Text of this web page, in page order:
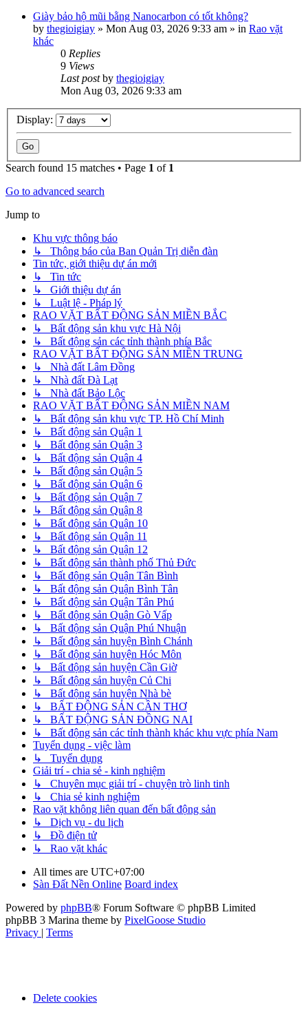
Giày bảo hộ mũi bằng Nanocarbon có tốt không?
by thegioigiay » Mon Aug 03, 2026 9:33 am » in Rao vặt
khác
0 Replies
9 Views
Last postby thegioigiay
Mon Aug 03, 2026 9:33 am
Display:
Search found 15 matches • Page 1 of 1
Go to advanced search
Jump to
Khu vực thông báo
↳ Thông báo của Ban Quản Trị diễn đàn
Tin tức, giới thiệu dự án mới
↳ Tin tức
↳ Giới thiệu dự án
↳ Luật lệ - Pháp lý
RAO VẶT BẤT ĐỘNG SẢN MIỀN BẮC
↳ Bất động sản khu vực Hà Nội
↳ Bất động sản các tỉnh thành phía Bắc
RAO VẶT BẤT ĐỘNG SẢN MIỀN TRUNG
↳ Nhà đất Lâm Đồng
↳ Nhà đất Đà Lạt
↳ Nhà đất Bảo Lộc
RAO VẶT BẤT ĐỘNG SẢN MIỀN NAM
↳ Bất động sản khu vực TP. Hồ Chí Minh
↳ Bất động sản Quận 1
↳ Bất động sản Quận 3
↳ Bất động sản Quận 4
↳ Bất động sản Quận 5
↳ Bất động sản Quận 6
↳ Bất động sản Quận 7
↳ Bất động sản Quận 8
↳ Bất động sản Quận 10
↳ Bất động sản Quận 11
↳ Bất động sản Quận 12
↳ Bất động sản thành phố Thủ Đức
↳ Bất động sản Quận Tân Bình
↳ Bất động sản Quận Bình Tân
↳ Bất động sản Quận Tân Phú
↳ Bất động sản Quận Gò Vấp
↳ Bất động sản Quận Phú Nhuận
↳ Bất động sản huyện Bình Chánh
↳ Bất động sản huyện Hóc Môn
↳ Bất động sản huyện Cần Giờ
↳ Bất động sản huyện Củ Chi
↳ Bất động sản huyện Nhà bè
↳ BẤT ĐỘNG SẢN CẦN THƠ
↳ BẤT ĐỘNG SẢN ĐỒNG NAI
↳ Bất động sản các tỉnh thành khác khu vực phía Nam
Tuyển dụng - việc làm
↳ Tuyển dụng
Giải trí - chia sẻ - kinh nghiệm
↳ Chuyên mục giải trí - chuyện trò linh tinh
↳ Chia sẻ kinh nghiệm
Rao vặt không liên quan đến bất động sản
↳ Dịch vụ - du lịch
↳ Đồ điện tử
↳ Rao vặt khác
All times are UTC+07:00
Sàn Đất Nền Online Board index
Powered by phpBB® Forum Software © phpBB Limited
phpBB 3 Marina theme by PixelGoose Studio
Privacy | Terms
Delete cookies